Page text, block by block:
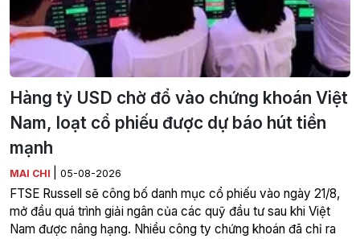
Hàng tỷ USD chờ đổ vào chứng khoán Việt
Nam, loạt cổ phiếu được dự báo hút tiền
mạnh
MAI CHI 05-08-2026
FTSE Russell sẽ công bố danh mục cổ phiếu vào ngày 21/8,
mở đầu quá trình giải ngân của các quỹ đầu tư sau khi Việt
Nam được nâng hạng. Nhiều công ty chứng khoán đã chỉ ra